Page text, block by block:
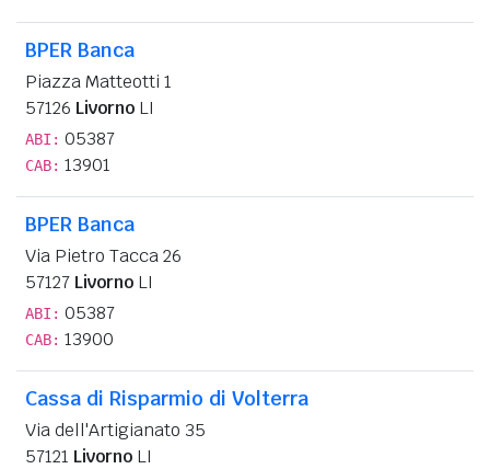
BPER Banca
Piazza Matteotti 1
57126 Livorno LI
ABI: 05387
CAB: 13901
BPER Banca
Via Pietro Tacca 26
57127 Livorno LI
ABI: 05387
CAB: 13900
Cassa di Risparmio di Volterra
Via dell'Artigianato 35
57121 Livorno LI